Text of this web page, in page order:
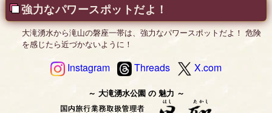
強力なパワースポットだよ！
大滝湧水から滝山の磐座一帯は、強力なパワースポットだよ！ 危険
を感じたら近づかないように！
Instagram Threads X.com
大滝湧水公園の 魅力